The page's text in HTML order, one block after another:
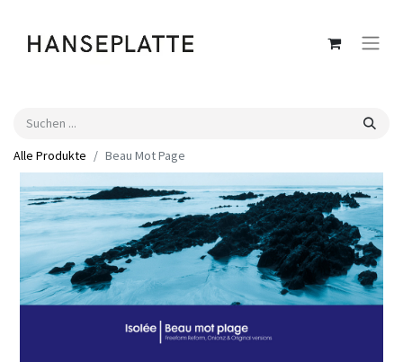
Alle Produkte Beau Mot Page